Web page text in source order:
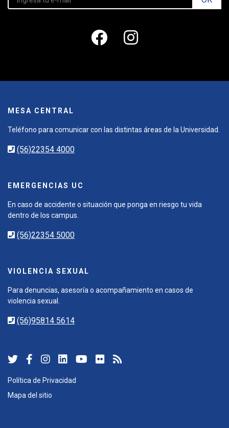
MESA CENTRAL
Teléfono para comunicar con las distintas áreas de la Universidad.
(56)22354 4000
EMERGENCIAS UC
En caso de accidente o situación que ponga en riesgo tu vida
dentro de los campus.
(56)22354 5000
VIOLENCIA SEXUAL
Para denuncias, asesoría o acompañamiento en casos de
violencia sexual.
(56)95814 5614
Política de Privacidad
Mapa del sitio